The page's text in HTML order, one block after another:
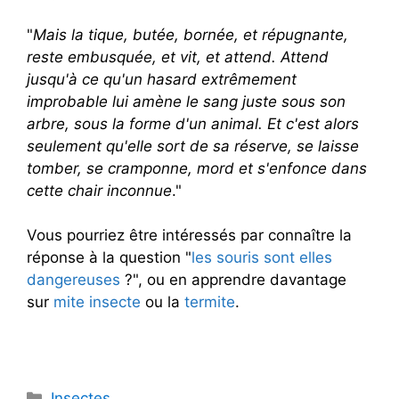
"Mais la tique, butée, bornée, et répugnante,
reste embusquée, et vit, et attend. Attend
jusqu'à ce qu'un hasard extrêmement
improbable lui amène le sang juste sous son
arbre, sous la forme d'un animal. Et c'est alors
seulement qu'elle sort de sa réserve, se laisse
tomber, se cramponne, mord et s'enfonce dans
cette chair inconnue."
Vous pourriez être intéressés par connaître la
réponse à la question "les souris sont elles
dangereuses ?", ou en apprendre davantage
sur mite insecte ou la termite.
Catégories